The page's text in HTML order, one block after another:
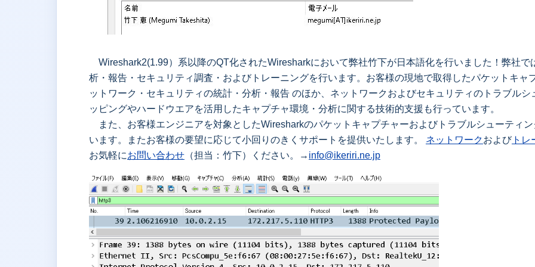
Wireshark2(1.99）系以降のQT化されたWiresharkにおいて弊社竹下が日本語化を行いました！弊社で
析・報告・セキュリティ調査・およびトレーニングを行います。お客様の現地で取得したパケットキャ
ットワーク・セキュリティの統計・分析・報告 のほか、ネットワークおよびセキュリティのトラブル
ッピングやハードウエアを活用したキャプチャ環境・分析に関する技術的支援も行っています。
また、お客様エンジニアを対象としたWiresharkのパケットキャプチャーおよびトラブルシューティ
います。またお客様の要望に応じて小回りのきくサポートを提供いたします。 ネットワークおよびトレ
お気軽にお問い合わせ （担当：竹下）ください。→ info@ikeriri.ne.jp